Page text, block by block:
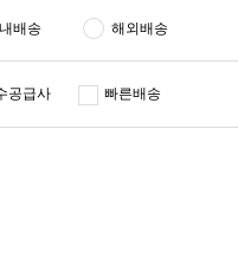
배송 해외배송
공급사 빠른배송